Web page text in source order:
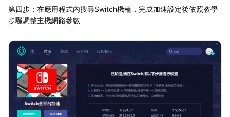
第四步：在應用程式內搜尋Switch機種，完成加速設定後依照教學
步驟調整主機網路參數